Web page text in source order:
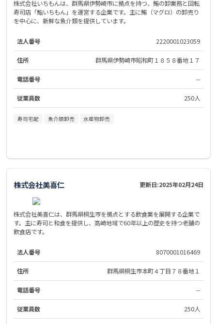
株式会社いちもんは、群馬県伊勢崎市に拠点を持つ、鮪の卸業務と回転
寿司店「鮨いちもん」を運営する企業です。主に鮪（マグロ）の卸売り
を中心に、新鮮な魚介類を提供しています。
法人番号 2220001023059
住所 群馬県伊勢崎市昭和町１８５８番地１７
電話番号 --
従業員数 250人
寿司宅配 魚介類卸売 水産物卸売
株式会社美喜仁 更新日:2025年02月24日
株式会社美喜仁は、群馬県桐生市を拠点とする飲食業を展開する企業で
す。主に寿司と和食を提供し、高崎地域で60年以上の歴史を持つ老舗の
飲食店です。
法人番号 8070001016469
住所 群馬県桐生市本町４丁目７８番地１
電話番号 --
従業員数 250人